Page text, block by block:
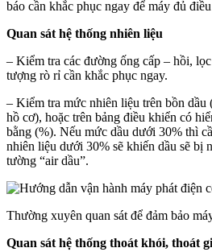
báo cần khắc phục ngay để máy đủ
Quan sát hệ thống nhiên liệu
– Kiểm tra các đường ống cấp – hồi,
tượng rò rỉ cần khắc phục ngay.
– Kiểm tra mức nhiên liệu trên bồn dầu
hồ cơ), hoặc trên bảng điều khiển có
bằng (%). Nếu mức dầu dưới 30% thì
nhiên liệu dưới 30% sẽ khiến dầu sẽ bị
tường “air dầu”.
Thường xuyên quan sát để đảm bảo
Quan sát hệ thống thoát khói, thoát